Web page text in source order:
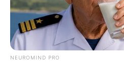
Les partants en lice
Tiercé Quinté du jour
NEUROMIND PRO